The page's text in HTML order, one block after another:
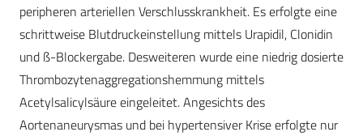
peripheren arteriellen Verschlusskrankheit. Es erfolgte eine
schrittweise Blutdruckeinstellung mittels Urapidil, Clonidin
und ß-Blockergabe. Desweiteren wurde eine niedrig dosierte
Thrombozytenaggregationshemmung mittels
Acetylsalicylsäure eingeleitet. Angesichts des
Aortenaneurysmas und bei hypertensiver Krise erfolgte nur